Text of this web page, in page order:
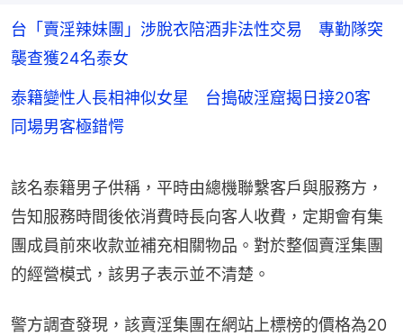
台「賣淫辣妹團」涉脫衣陪酒非法性交易 專勤隊突
襲查獲24名泰女
泰籍變性人長相神似女星 台搗破淫窟揭日接20客
同場男客極錯愕
該名泰籍男子供稱，平時由總機聯繫客戶與服務方，
告知服務時間後依消費時長向客人收費，定期會有集
團成員前來收款並補充相關物品。對於整個賣淫集團
的經營模式，該男子表示並不清楚。
警方調查發現，該賣淫集團在網站上標榜的價格為20